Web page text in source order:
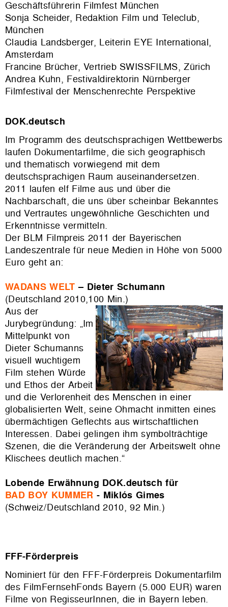
Geschäftsführerin Filmfest München
Sonja Scheider, Redaktion Film und Teleclub,
München
Claudia Landsberger, Leiterin EYE International,
Amsterdam
Francine Brücher, Vertrieb SWISSFILMS, Zürich
Andrea Kuhn, Festivaldirektorin Nürnberger
Filmfestival der Menschenrechte Perspektive
DOK.deutsch
Im Programm des deutschsprachigen Wettbewerbs
laufen Dokumentarfilme, die sich geographisch
und thematisch vorwiegend mit dem
deutschsprachigen Raum auseinandersetzen.
2011 laufen elf Filme aus und über die
Nachbarschaft, die uns über scheinbar Bekanntes
und Vertrautes ungewöhnliche Geschichten und
Erkenntnisse vermitteln.
Der BLM Filmpreis 2011 der Bayerischen
Landeszentrale für neue Medien in Höhe von 5000
Euro geht an:
WADANS WELT – Dieter Schumann
(Deutschland 2010,100 Min.)
Aus der
Jurybegründung: „Im
Mittelpunkt von
Dieter Schumanns
visuell wuchtigem
Film stehen Würde
und Ethos der Arbeit
und die Verlorenheit des Menschen in einer
globalisierten Welt, seine Ohmacht inmitten eines
übermächtigen Geflechts aus wirtschaftlichen
Interessen. Dabei gelingen ihm symbolträchtige
Szenen, die die Veränderung der Arbeitswelt ohne
Klischees deutlich machen.“
Lobende Erwähnung DOK.deutsch für
BAD BOY KUMMER - Miklós Gimes
(Schweiz/Deutschland 2010, 92 Min.)
FFF-Förderpreis
Nominiert für den FFF-Förderpreis Dokumentarfilm
des FilmFernsehFonds Bayern (5.000 EUR) waren
Filme von RegisseurInnen, die in Bayern leben.